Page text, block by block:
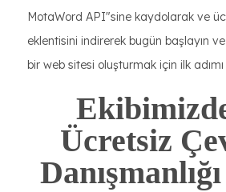
MotaWord API"sine kaydolarak ve
eklentisini indirerek bugün başlayın
bir web sitesi oluşturmak için ilk adımı
Ücretsiz